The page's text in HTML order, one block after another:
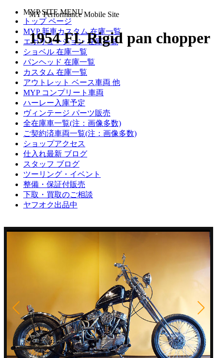
MYP SITE MENU
トップ ページ
MYP 新車カスタム 在庫一覧
エボリューション 在庫一覧
ショベル 在庫一覧
パンヘッド 在庫一覧
カスタム 在庫一覧
アウトレット ベース車両 他
MYP コンプリート車両
ハーレー入庫予定
ヴィンテージ パーツ販売
全在庫車一覧(注：画像多数)
ご契約済車両一覧(注：画像多数)
ショップアクセス
仕入れ最新 ブログ
スタッフ ブログ
ツーリング・イベント
整備・保証付販売
下取・買取のご相談
ヤフオク出品中
MY Performance Mobile Site
1954 FL Rigid pan chopper